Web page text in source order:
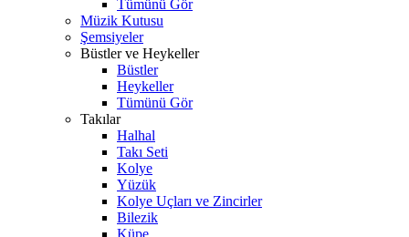
Tümünü Gör
Müzik Kutusu
Şemsiyeler
Büstler ve Heykeller
Büstler
Heykeller
Tümünü Gör
Takılar
Halhal
Takı Seti
Kolye
Yüzük
Kolye Uçları ve Zincirler
Bilezik
Küpe